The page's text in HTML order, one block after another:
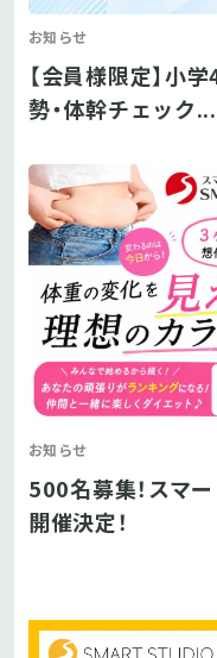
お知らせ
【会員様限定】小
勢・体幹チェック...
お知らせ
500名募集！スマ
開催決定！